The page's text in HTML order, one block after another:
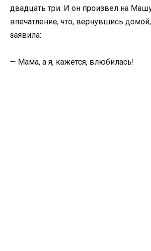
двадцать три. И он произвел на
впечатление, что, вернувшись
заявила:
— Мама, а я, кажется, влюбилась!